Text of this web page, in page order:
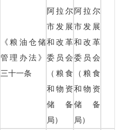
《粮油仓储
管理办法》
三十一条
阿拉尔
市发展
和改革
委员会
（粮食
和物资
储备
局）
阿拉尔
市发展
和改革
委员会
（粮食
和物资
储备
局）